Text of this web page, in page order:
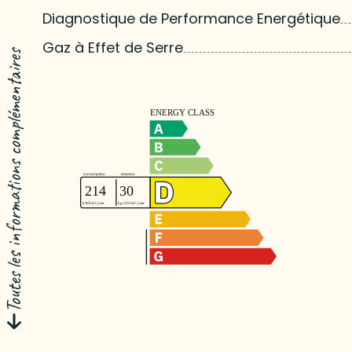
Toutes les informations complémentaires
Diagnostique de Performance Energétique
Gaz à Effet de Serre